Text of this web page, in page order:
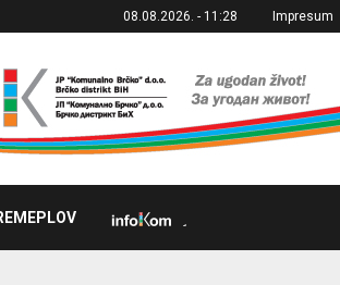
08.08.2026. - 11:28 Impresum